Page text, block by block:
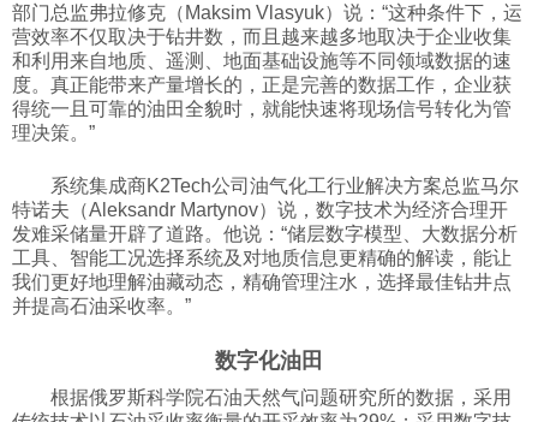
部门总监弗拉修克（Maksim Vlasyuk）说：“这种条件下，运
营效率不仅取决于钻井数，而且越来越多地取决于企业收集
和利用来自地质、遥测、地面基础设施等不同领域数据的速
度。真正能带来产量增长的，正是完善的数据工作，企业获
得统一且可靠的油田全貌时，就能快速将现场信号转化为管
理决策。”
系统集成商K2Tech公司油气化工行业解决方案总监马尔
特诺夫（Aleksandr Martynov）说，数字技术为经济合理开
发难采储量开辟了道路。他说：“储层数字模型、大数据分析
工具、智能工况选择系统及对地质信息更精确的解读，能让
我们更好地理解油藏动态，精确管理注水，选择最佳钻井点
并提高石油采收率。”
数字化油田
根据俄罗斯科学院石油天然气问题研究所的数据，采用